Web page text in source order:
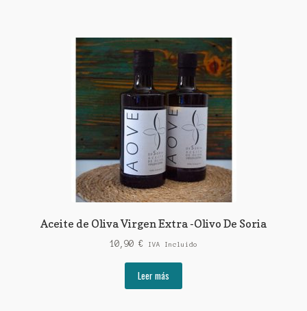
Aceite de Oliva Virgen Extra -Olivo De Soria
10,90 € IVA Incluido
Leer más